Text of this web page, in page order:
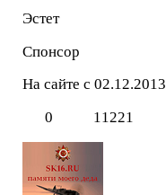
Эстет
Спонсор
На сайте с 02.12.2013
0
11221